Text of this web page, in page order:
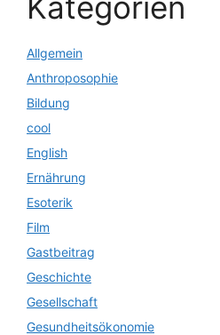
Allgemein
Anthroposophie
Bildung
cool
English
Ernährung
Esoterik
Film
Gastbeitrag
Geschichte
Gesellschaft
Gesundheitsökonomie